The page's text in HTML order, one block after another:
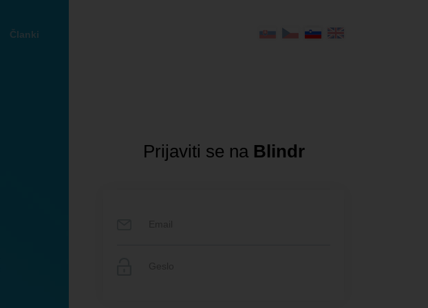
Članki
Prijaviti se na Blindr